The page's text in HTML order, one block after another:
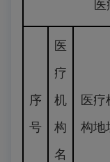
医
序
号
医
疗
机
构
名
医疗
构地